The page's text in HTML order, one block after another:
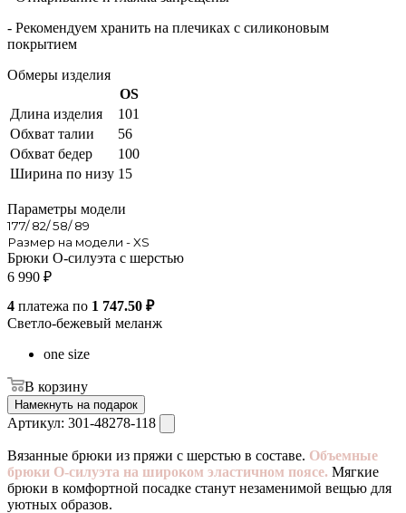
- Рекомендуем хранить на плечиках с силиконовым
покрытием
Обмеры изделия
OS
Длина изделия
101
Обхват талии
56
Обхват бедер
100
Ширина по низу 15
Параметры модели
177/ 82/ 58/ 89
Размер на модели - XS
Брюки O-силуэта с шерстью
6 990 ₽
4 платежа по 1 747.50 ₽
Светло-бежевый меланж
one size
В корзину
Намекнуть на подарок
Артикул: 301-48278-118
Вязанные брюки из пряжи с шерстью в составе. Объемные
брюки О-силуэта на широком эластичном поясе. Мягкие
брюки в комфортной посадке станут незаменимой вещью для
уютных образов.